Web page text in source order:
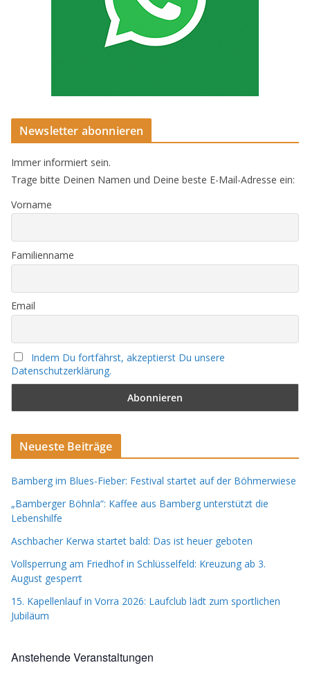
Newsletter abonnieren
Immer informiert sein.
Trage bitte Deinen Namen und Deine beste E-Mail-Adresse ein:
Vorname
Familienname
Email
Indem Du fortfährst, akzeptierst Du unsere
Datenschutzerklärung.
Neueste Beiträge
Bamberg im Blues-Fieber: Festival startet auf der Böhmerwiese
„Bamberger Böhnla“: Kaffee aus Bamberg unterstützt die
Lebenshilfe
Aschbacher Kerwa startet bald: Das ist heuer geboten
Vollsperrung am Friedhof in Schlüsselfeld: Kreuzung ab 3.
August gesperrt
15. Kapellenlauf in Vorra 2026: Laufclub lädt zum sportlichen
Jubiläum
Anstehende Veranstaltungen